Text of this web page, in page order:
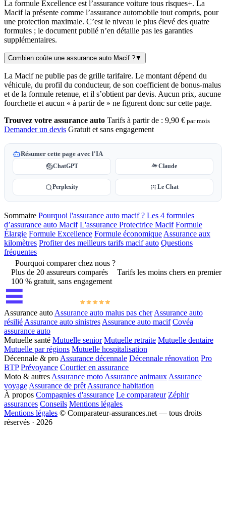
La formule Excellence est l’assurance voiture tous risques+. La
Macif la présente comme l’assurance automobile tout compris, pour
une protection maximale. C’est le niveau le plus élevé des quatre
formules ; le document publié n’en détaille pas les garanties
supplémentaires.
Combien coûte une assurance auto Macif ?▼
La Macif ne publie pas de grille tarifaire. Le montant dépend du
véhicule, du profil du conducteur, de son coefficient de bonus-malus
et de la formule retenue, et il s’obtient par devis. Aucun prix, aucune
fourchette et aucun « à partir de » ne figurent donc sur cette page.
Trouvez votre assurance auto Tarifs à partir de : 9,90 € par mois
Demander un devis Gratuit et sans engagement
Résumer cette page avec l'IA
ChatGPT Claude
Perplexity Le Chat
Sommaire Pourquoi l'assurance auto macif ? Les 4 formules
d’assurance auto Macif L'assurance Protectrice Macif Formule
Élargie Formule Excellence Formule économique Assurance aux
kilomètres Profiter des meilleurs tarifs macif auto Questions
fréquentes
Pourquoi comparer chez nous ?
Plus de 20 assureurs comparés
Tarifs les moins chers en premier
100 % gratuit, sans engagement
Assurance auto Assurance auto malus pas cher Assurance auto
résilié Assurance auto sinistres Assurance auto macif Covéa
assurance auto
Mutuelle santé Mutuelle senior Mutuelle retraite Mutuelle dentaire
Mutuelle par régions Mutuelle hospitalisation
Décennale & pro Assurance décennale Décennale rénovation Pro
BTP Prévoyance Courtier en assurance
Moto & autres Assurance moto Assurance animaux Assurance
voyage Assurance de prêt Assurance habitation
À propos Compagnies d'assurance Le comparateur Zéphir
assurances Conseils Mentions légales
Mentions légales © Comparateur-assurances.net — tous droits
réservés · 2026